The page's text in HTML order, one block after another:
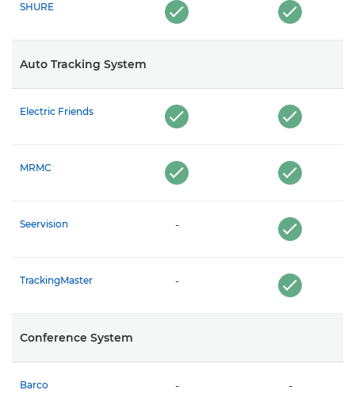
SHURE
Auto Tracking System
Electric Friends
MRMC
Seervision -
TrackingMaster -
Conference System
Barco - -